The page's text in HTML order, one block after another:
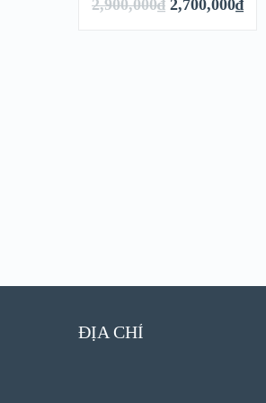
2,900,000₫ 2,700,000₫
ĐỊA CHỈ